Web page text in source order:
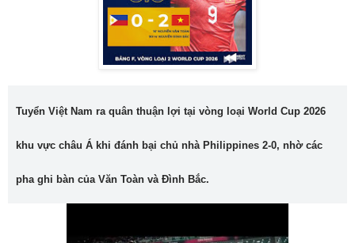
Tuyển Việt Nam ra quân thuận lợi tại vòng loại World Cup 2026
khu vực châu Á khi đánh bại chủ nhà Philippines 2-0, nhờ các
pha ghi bàn của Văn Toàn và Đình Bắc.